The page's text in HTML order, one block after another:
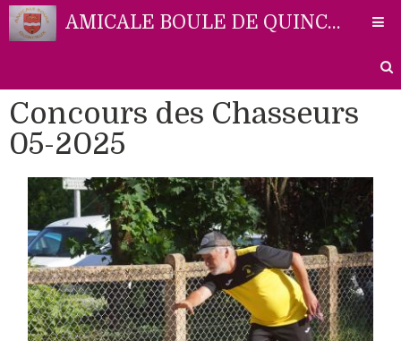
AMICALE BOULE DE QUINCIEUX
Accueil
Liens
Partenaires
Contact
Photos
Concours des Chasseurs
05-2025